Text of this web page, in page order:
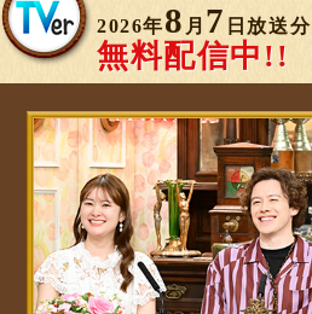
2026年8 月 7 日放送分
無料配信中!!